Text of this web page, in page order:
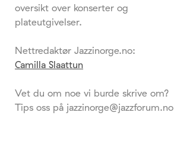
oversikt over konserter og
plateutgivelser.
Nettredaktør Jazzinorge.no:
Camilla Slaattun
Vet du om noe vi burde skrive om?
Tips oss på jazzinorge@jazzforum.no